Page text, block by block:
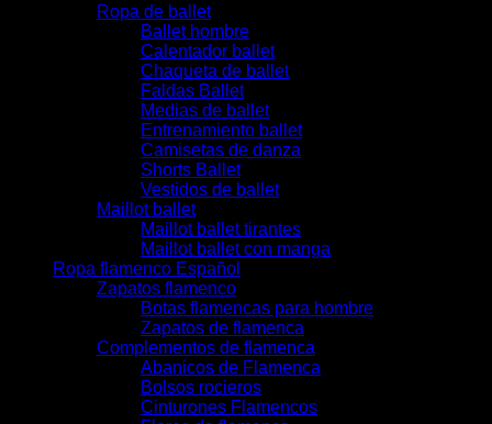
Ropa de ballet
Ballet hombre
Calentador ballet
Chaqueta de ballet
Faldas Ballet
Medias de ballet
Entrenamiento ballet
Camisetas de danza
Shorts Ballet
Vestidos de ballet
Maillot ballet
Maillot ballet tirantes
Maillot ballet con manga
Ropa flamenco Español
Zapatos flamenco
Botas flamencas para hombre
Zapatos de flamenca
Complementos de flamenca
Abanicos de Flamenca
Bolsos rocieros
Cinturones Flamencos